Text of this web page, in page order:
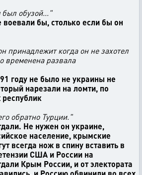
обузой..."
воевали бы, столько если бы он
принадлежит когда он не захотел
временена развала
году не было не украины не
нарезали на ломти, по
республик
обратно Турции."
Не нужен он украине,
население, крымские
всегда нож в спину вставить в
США и России на
Крым России, и от электората